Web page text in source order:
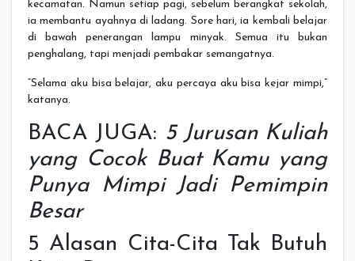
kecamatan. Namun setiap pagi, sebelum berangkat sekolah,
ia membantu ayahnya di ladang. Sore hari, ia kembali belajar
di bawah penerangan lampu minyak. Semua itu bukan
penghalang, tapi menjadi pembakar semangatnya.
“Selama aku bisa belajar, aku percaya aku bisa kejar mimpi,”
katanya.
BACA JUGA: 5 Jurusan Kuliah
yang Cocok Buat Kamu yang
Punya Mimpi Jadi Pemimpin
Besar
5 Alasan Cita-Cita Tak Butuh